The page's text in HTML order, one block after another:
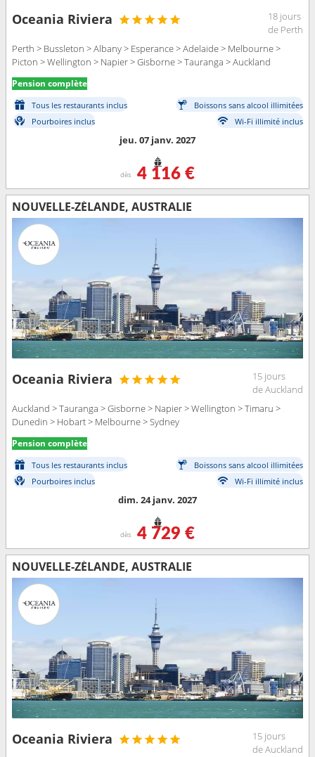
Oceania Riviera
18 jours
de Perth
Perth > Bussleton > Albany > Esperance > Adelaide > Melbourne >
Picton > Wellington > Napier > Gisborne > Tauranga > Auckland
Pension complète
Tous les restaurants inclus
Boissons sans alcool illimitées
Pourboires inclus
Wi-Fi illimité inclus
jeu. 07 janv. 2027
dès 4 116 €
NOUVELLE-ZÉLANDE, AUSTRALIE
Oceania Riviera
15 jours
de Auckland
Auckland > Tauranga > Gisborne > Napier > Wellington > Timaru >
Dunedin > Hobart > Melbourne > Sydney
Pension complète
Tous les restaurants inclus
Boissons sans alcool illimitées
Pourboires inclus
Wi-Fi illimité inclus
dim. 24 janv. 2027
dès 4 729 €
NOUVELLE-ZÉLANDE, AUSTRALIE
Oceania Riviera
15 jours
de Auckland